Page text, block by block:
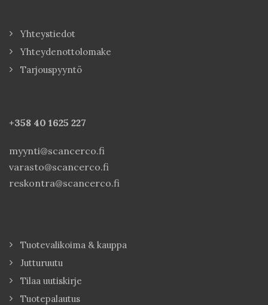
Yhteystiedot
Yhteydenottolomake
Tarjouspyyntö
+358 40 1625 227
myynti@scancerco.fi
varasto@scancerco.fi
reskontra@scancerco.fi
Tuotevalikoima & kauppa
Jutturuutu
Tilaa uutiskirje
Tuotepalautus